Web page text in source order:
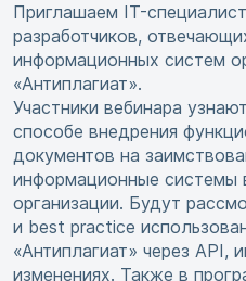
Приглашаем IT-
разработчиков,
информационных систем
«Антиплагиат».
Участники вебинара
способе внедрения
документов на
информационные системы
организации. Будут
и best practice
«Антиплагиат» через API,
изменениях. Также в